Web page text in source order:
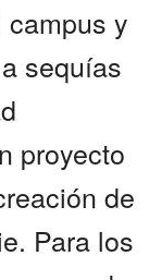
campus y
sequías
proyecto
de
Para los